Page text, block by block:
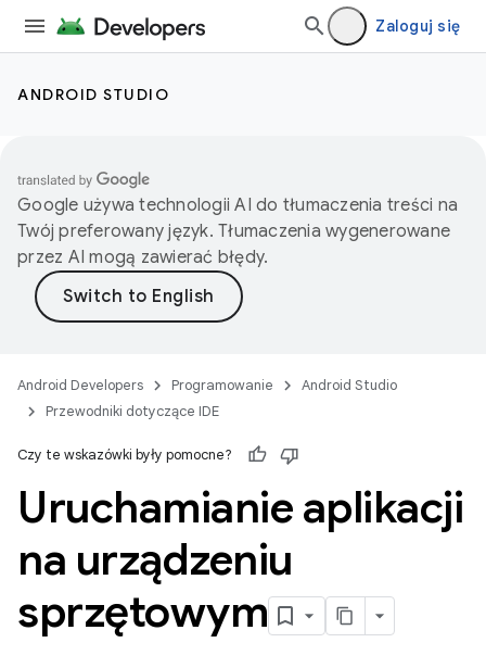
Zaloguj się
ANDROID STUDIO
Google używa technologii AI do tłumaczenia treści na
Twój preferowany język. Tłumaczenia wygenerowane
przez AI mogą zawierać błędy.
Android Developers Programowanie
Android Studio
Przewodniki dotyczące IDE
Czy te wskazówki były pomocne?
Uruchamianie aplikacji
na urządzeniu
sprzętowym